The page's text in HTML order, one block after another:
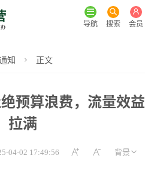
导航 搜索 会员
知 正文
预算浪费，流量效益
拉满
04-02 17:49:56